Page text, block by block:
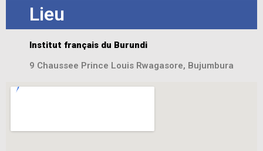
Lieu
Institut français du Burundi
9 Chaussee Prince Louis Rwagasore, Bujumbura